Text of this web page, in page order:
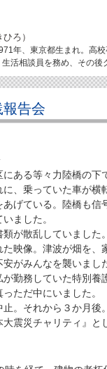
ろ）
年、東京都生まれ。高
活相談員を務め、その後
告会
ある等々力陸橋の下
、乗っていた車が横
げている。陸橋も
ました。
が散乱していました
映像。津波が畑を
がみんなを襲いまし
勤務していた特別養
ただ中にいました。
。それから３か月後
震災チャリティ』と